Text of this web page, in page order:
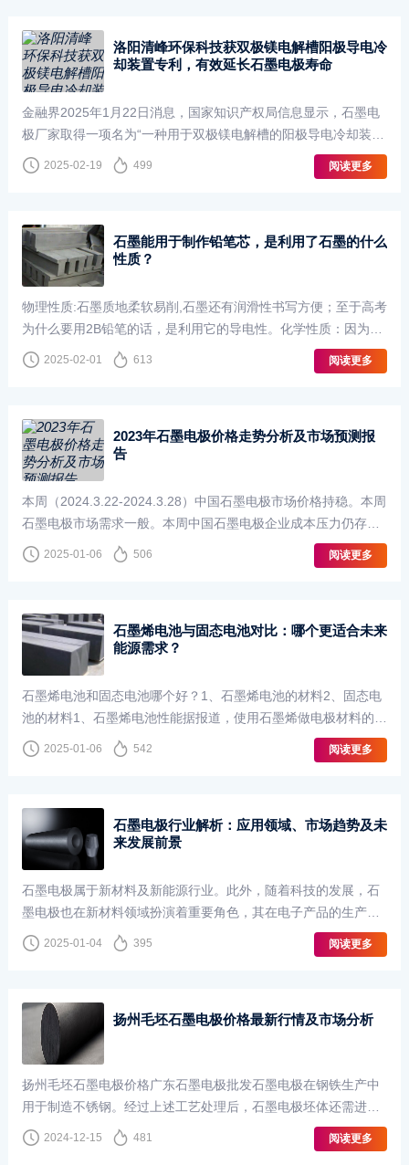
洛阳清峰环保科技获双极镁电解槽阳极导电冷
却装置专利，有效延长石墨电极寿命
金融界2025年1月22日消息，国家知识产权局信息显示，石墨电
极厂家取得一项名为“一种用于双极镁电解槽的阳极导电冷却装
置”的专利
2025-02-19 499 阅读更多
石墨能用于制作铅笔芯，是利用了石墨的什么
性质？
物理性质:石墨质地柔软易削,石墨还有润滑性书写方便；至于高考
为什么要用2B铅笔的话，是利用它的导电性。化学性质：因为石
墨是由C原素组成，而C在常温下化学性质比较稳定,所以用石墨
铅笔记录文件可以保存时间长。3．···
2025-02-01 613 阅读更多
2023年石墨电极价格走势分析及市场预测报
告
本周（2024.3.22-2024.3.28）中国石墨电极市场价格持稳。本周
石墨电极市场需求一般。本周中国石墨电极企业成本压力仍存。
本周中国石墨电极市场利润不佳。
2025-01-06 506 阅读更多
石墨烯电池与固态电池对比：哪个更适合未来
能源需求？
石墨烯电池和固态电池哪个好？1、石墨烯电池的材料2、固态电
池的材料1、石墨烯电池性能据报道，使用石墨烯做电极材料的锂
离子电池，其容量可以达到1200毫安时/克，约为普通石墨电极的
10倍。1、石墨烯电池成本1、石墨···
2025-01-06 542 阅读更多
石墨电极行业解析：应用领域、市场趋势及未
来发展前景
石墨电极属于新材料及新能源行业。此外，随着科技的发展，石
墨电极也在新材料领域扮演着重要角色，其在电子产品的生产制
造中也起到了不可或缺的作用。这些领域的迅速发展极大地推动
了石墨电极行业的成长。具体来说，···
2025-01-04 395 阅读更多
扬州毛坯石墨电极价格最新行情及市场分析
扬州毛坯石墨电极价格广东石墨电极批发石墨电极在钢铁生产中
用于制造不锈钢。经过上述工艺处理后，石墨电极坯体还需进行
机械加工，如车削、钻孔等，以得到所需的形状和尺寸。石墨电
极厂家扬州毛坯石墨电极价格与金属···
2024-12-15 481 阅读更多